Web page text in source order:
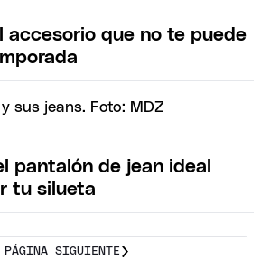
accesorio que no te puede
pantalón de jean ideal
tu silueta
PÁGINA SIGUIENTE